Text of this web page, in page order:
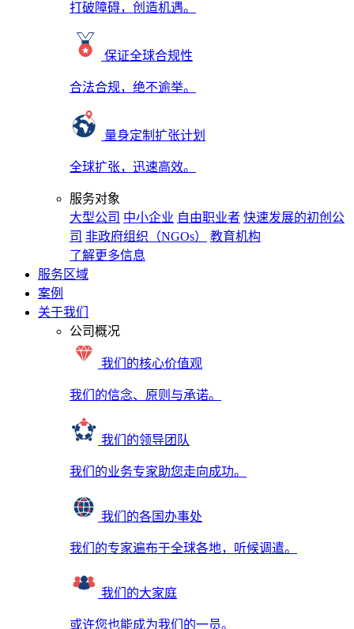
打破障碍，创造机遇。
保证全球合规性
合法合规，绝不逾举。
量身定制扩张计划
全球扩张，迅速高效。
服务对象
大型公司 中小企业 自由职业者 快速发展的初创公
司 非政府组织（NGOs）
教育机构
了解更多信息
服务区域
案例
关于我们
公司概况
我们的核心价值观
我们的信念、原则与承诺。
我们的领导团队
我们的业务专家助您走向成功。
我们的各国办事处
我们的专家遍布于全球各地，听候调遣。
我们的大家庭
或许您也能成为我们的一员。